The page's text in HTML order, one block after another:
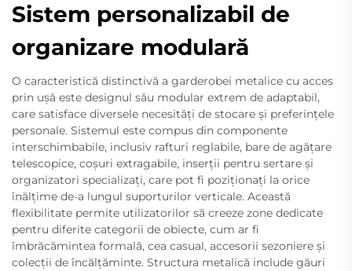
Sistem personalizabil de
organizare modulară
O caracteristică distinctivă a garderobei metalice cu acces
prin ușă este designul său modular extrem de adaptabil,
care satisface diversele necesități de stocare și preferințele
personale. Sistemul este compus din componente
interschimbabile, inclusiv rafturi reglabile, bare de agățare
telescopice, coșuri extragabile, inserții pentru sertare și
organizatori specializați, care pot fi poziționați la orice
înălțime de-a lungul suporturilor verticale. Această
flexibilitate permite utilizatorilor să creeze zone dedicate
pentru diferite categorii de obiecte, cum ar fi
îmbrăcămintea formală, cea casual, accesorii sezoniere și
colecții de încălțăminte. Structura metalică include găuri